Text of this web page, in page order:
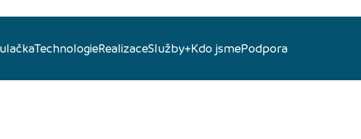
TechnologieRealizaceSlužby+Kdo jsmePodpora